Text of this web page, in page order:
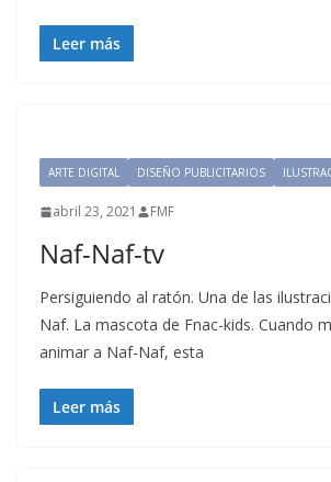
Leer más
ARTE DIGITAL DISEÑO PUBLICITARIOS
abril 23, 2021 FMF
Naf-Naf-tv
Persiguiendo al ratón. Una de las
Naf. La mascota de Fnac-kids. Cuando
animar a Naf-Naf, esta
Leer más